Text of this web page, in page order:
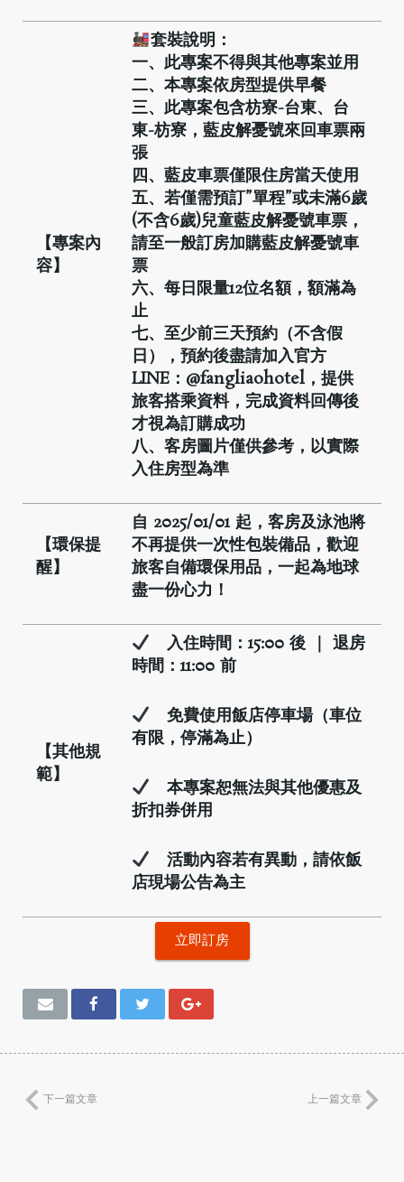
【專案內
容】
套裝說明：
一、此專案不得與其他專案並用
二、本專案依房型提供早餐
三、此專案包含枋寮-台東、台
東-枋寮，藍皮解憂號來回車票兩
張
四、藍皮車票僅限住房當天使用
五、若僅需預訂”單程”或未滿6歲
(不含6歲)兒童藍皮解憂號車票，
請至一般訂房加購藍皮解憂號車
票
六、每日限量12位名額，額滿為
止
七、至少前三天預約（不含假
日），預約後盡請加入官方
LINE ：@fangliaohotel ，提供
旅客搭乘資料，完成資料回傳後
才視為訂購成功
八、客房圖片僅供參考，以實際
入住房型為準
【環保提
醒】
自 2025/01/01 起，客房及泳池將
不再提供一次性包裝備品，歡迎
旅客自備環保用品，一起為地球
盡一份心力！
【其他規
範】
入住時間：15:00 後 ｜ 退房
時間：11:00 前
免費使用飯店停車場（車位
有限，停滿為止）
本專案恕無法與其他優惠及
折扣券併用
活動內容若有異動，請依飯
店現場公告為主
立即訂房
上一篇文章
下一篇文章